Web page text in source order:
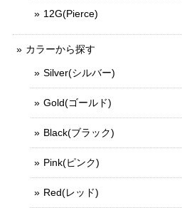
12G(Pierce)
カラーから探す
Silver(シルバー)
Gold(ゴールド)
Black(ブラック)
Pink(ピンク)
Red(レッド)